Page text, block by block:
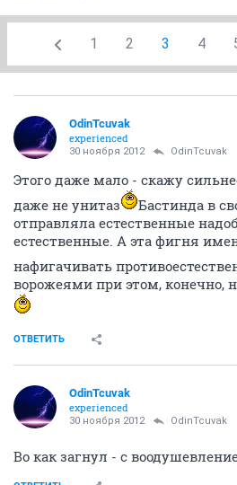
1 2 3 4
OdinTcuvak
experienced
30 ноября 2012 OdinTcuvak
Этого даже мало - скажу
даже не унитаз
Бастинда в
отправляла естественные
естественные. А эта фигня
нафигачивать
ворожеями при этом, конечно,
ОТВЕТИТЬ
OdinTcuvak
experienced
30 ноября 2012 OdinTcuvak
Во как загнул - с